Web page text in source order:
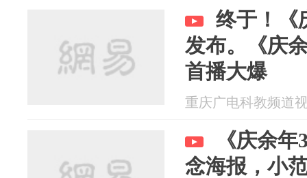
终于！《
发布。《庆
首播大爆
重庆广电科教频道
《庆余
念海报，小